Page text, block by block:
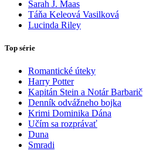
Sarah J. Maas
Táňa Keleová Vasilková
Lucinda Riley
Top série
Romantické úteky
Harry Potter
Kapitán Stein a Notár Barbarič
Denník odvážneho bojka
Krimi Dominika Dána
Učím sa rozprávať
Duna
Smradi